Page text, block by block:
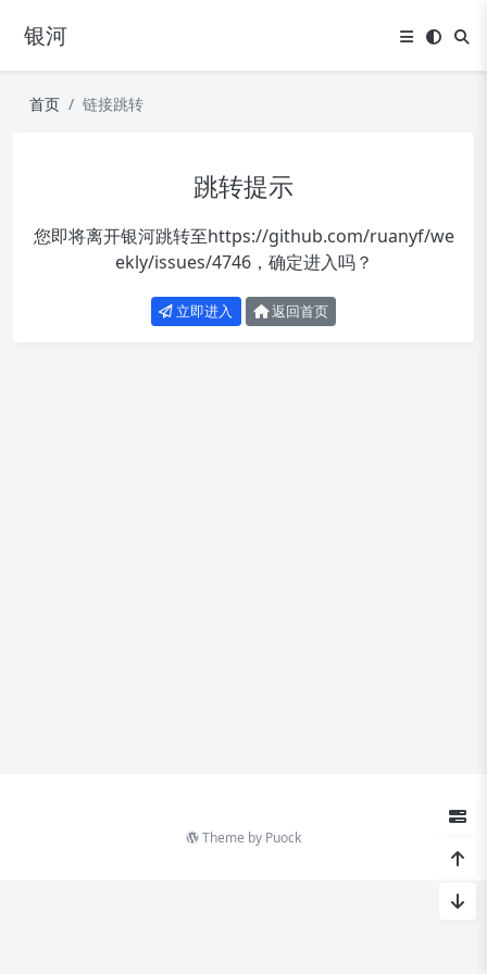
银河
首页 链接跳转
跳转提示
您即将离开银河跳转至https://github.com/ruanyf/we
ekly/issues/4746，确定进入吗？
立即进入 返回首页
Theme by Puock